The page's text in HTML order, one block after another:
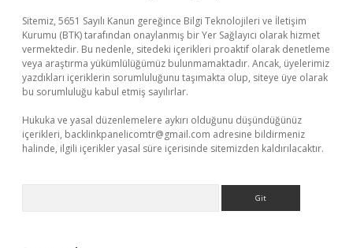
Sitemiz, 5651 Sayılı Kanun gereğince Bilgi Teknolojileri ve İletişim
Kurumu (BTK) tarafından onaylanmış bir Yer Sağlayıcı olarak hizmet
vermektedir. Bu nedenle, sitedeki içerikleri proaktif olarak denetleme
veya araştırma yükümlülüğümüz bulunmamaktadır. Ancak, üyelerimiz
yazdıkları içeriklerin sorumluluğunu taşımakta olup, siteye üye olarak
bu sorumluluğu kabul etmiş sayılırlar.
Hukuka ve yasal düzenlemelere aykırı olduğunu düşündüğünüz
içerikleri, backlinkpanelicomtr@gmail.com adresine bildirmeniz
halinde, ilgili içerikler yasal süre içerisinde sitemizden kaldırılacaktır.